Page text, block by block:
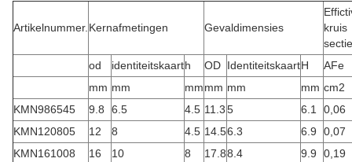
Artikelnummer. Kernafmetingen Gevaldimensies
kruis
sectie
od
identiteitskaarth OD IdentiteitskaartH
AFe
mm mm mmmm mm mm cm2
KMN986545
9.8 6.5 4.5 11.35 6.1
0,06
KMN120805
12 8 4.5 14.56.3 6.9
0,07
KMN161008
16 10 8 17.88.4 9.9
0,19